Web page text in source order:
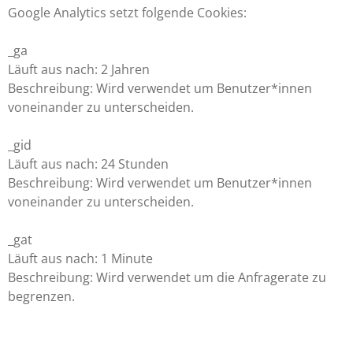
Google Analytics setzt folgende Cookies:
_ga
Läuft aus nach: 2 Jahren
Beschreibung: Wird verwendet um Benutzer*innen
voneinander zu unterscheiden.
_gid
Läuft aus nach: 24 Stunden
Beschreibung: Wird verwendet um Benutzer*innen
voneinander zu unterscheiden.
_gat
Läuft aus nach: 1 Minute
Beschreibung: Wird verwendet um die Anfragerate zu
begrenzen.